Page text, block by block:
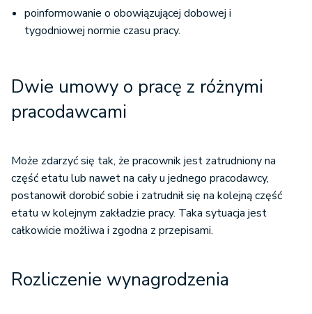
poinformowanie o obowiązującej dobowej i
tygodniowej normie czasu pracy.
Dwie umowy o pracę z różnymi
pracodawcami
Może zdarzyć się tak, że pracownik jest zatrudniony na
część etatu lub nawet na cały u jednego pracodawcy,
postanowił dorobić sobie i zatrudnił się na kolejną część
etatu w kolejnym zakładzie pracy. Taka sytuacja jest
całkowicie możliwa i zgodna z przepisami.
Rozliczenie wynagrodzenia